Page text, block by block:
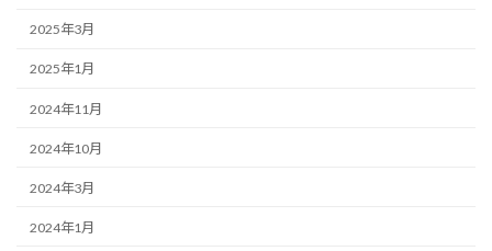
2025年3月
2025年1月
2024年11月
2024年10月
2024年3月
2024年1月